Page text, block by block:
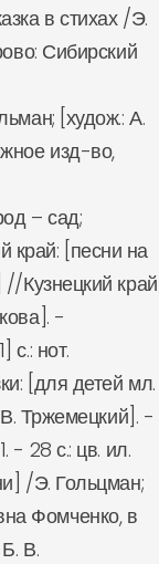
в стихах /Э.
Сибирский
[худож.: А.
изд-во,
– сад;
край: [песни на
Кузнецкий край
-
нот.
[для детей мл.
Тржемецкий]. -
- 28 с.: цв. ил.
/Э. Гольцман;
Фомченко, в
В.